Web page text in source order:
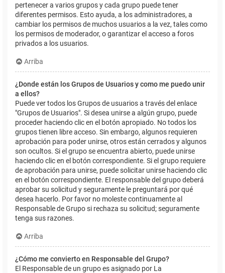
pertenecer a varios grupos y cada grupo puede tener
diferentes permisos. Esto ayuda, a los administradores, a
cambiar los permisos de muchos usuarios a la vez, tales como
los permisos de moderador, o garantizar el acceso a foros
privados a los usuarios.
Arriba
¿Donde están los Grupos de Usuarios y como me puedo unir
a ellos?
Puede ver todos los Grupos de usuarios a través del enlace
"Grupos de Usuarios". Si desea unirse a algún grupo, puede
proceder haciendo clic en el botón apropiado. No todos los
grupos tienen libre acceso. Sin embargo, algunos requieren
aprobación para poder unirse, otros están cerrados y algunos
son ocultos. Si el grupo se encuentra abierto, puede unirse
haciendo clic en el botón correspondiente. Si el grupo requiere
de aprobación para unirse, puede solicitar unirse haciendo clic
en el botón correspondiente. El responsable del grupo deberá
aprobar su solicitud y seguramente le preguntará por qué
desea hacerlo. Por favor no moleste continuamente al
Responsable de Grupo si rechaza su solicitud; seguramente
tenga sus razones.
Arriba
¿Cómo me convierto en Responsable del Grupo?
El Responsable de un grupo es asignado por La